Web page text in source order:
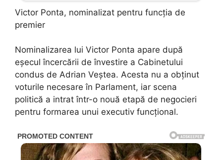
Victor Ponta, nominalizat pentru funcția de
premier
Nominalizarea lui Victor Ponta apare după
eșecul încercării de învestire a Cabinetului
condus de Adrian Veștea. Acesta nu a obținut
voturile necesare în Parlament, iar scena
politică a intrat într-o nouă etapă de negocieri
pentru formarea unui executiv funcțional.